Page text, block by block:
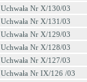
Uchwała Nr X/130/03
Uchwała Nr X/131/03
Uchwała Nr X/129/03
Uchwała Nr X/128/03
Uchwała Nr X/127/03
Uchwała Nr IX/126 /03